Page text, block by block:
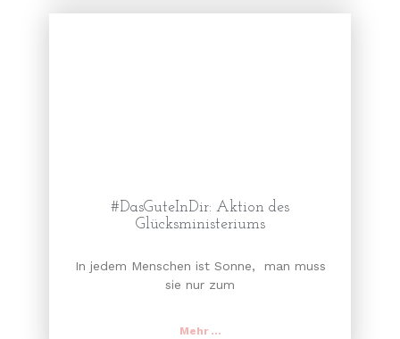
#DasGuteInDir: Aktion des
Glücksministeriums
In jedem Menschen ist Sonne, man muss
sie nur zum
Mehr ...